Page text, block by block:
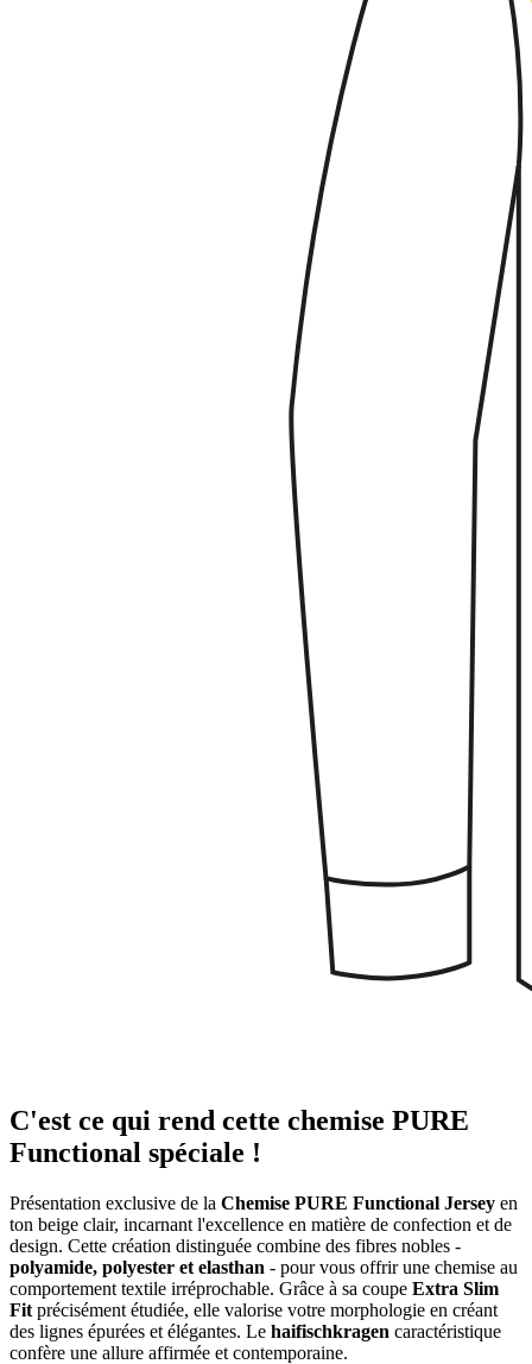
C'est ce qui rend cette chemise PURE
Functional spéciale !
Présentation exclusive de la Chemise PURE Functional Jersey en
ton beige clair, incarnant l'excellence en matière de confection et de
design. Cette création distinguée combine des fibres nobles -
polyamide, polyester et elasthan - pour vous offrir une chemise au
comportement textile irréprochable. Grâce à sa coupe Extra Slim
Fit précisément étudiée, elle valorise votre morphologie en créant
des lignes épurées et élégantes. Le haifischkragen caractéristique
confère une allure affirmée et contemporaine.